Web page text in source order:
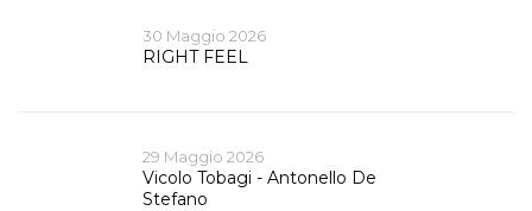
30 Maggio 2026
RIGHT FEEL
29 Maggio 2026
Vicolo Tobagi - Antonello De
Stefano